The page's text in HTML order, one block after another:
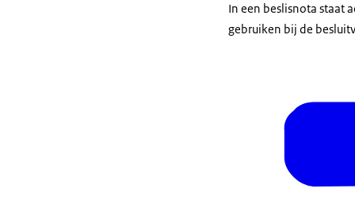
In een beslisnota staat
gebruiken bij de